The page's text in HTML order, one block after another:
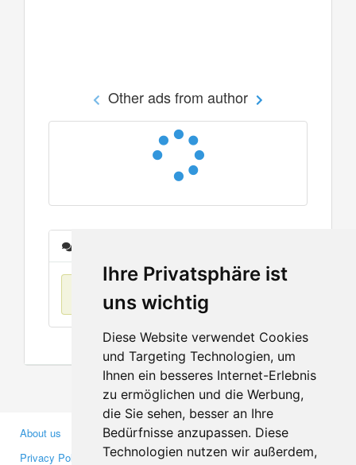
Ihre Privatsphäre ist
uns wichtig
Diese Website verwendet Cookies
und Targeting Technologien, um
Ihnen ein besseres Internet-Erlebnis
zu ermöglichen und die Werbung,
die Sie sehen, besser an Ihre
Bedürfnisse anzupassen. Diese
Technologien nutzen wir außerdem,
Other ads from author
No items found
About us
Privacy Policy
Business Partners
Investors